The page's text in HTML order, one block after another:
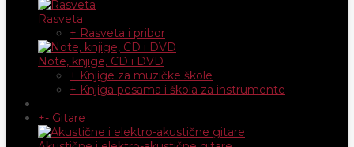
Rasveta
+ Rasveta i pribor
Note, knjige, CD i DVD
+ Knjige za muzičke škole
+ Knjiga pesama i škola za instrumente
+- Gitare